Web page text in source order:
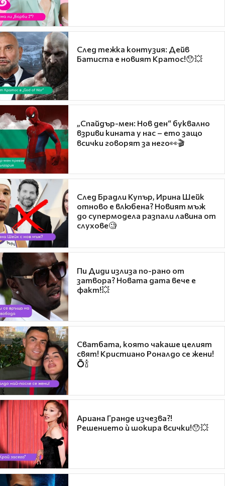
След тежка контузия: Дейв
Батиста е новият Кратос!😯💥
„Спайдър-мен: Нов ден“ буквално
взриви кината у нас – ето защо
всички говорят за него👀🎬
След Брадли Купър, Ирина Шейк
отново е влюбена? Новият мъж
до супермодела разпали лавина от
слухове🧐
Пи Диди излиза по-рано от
затвора? Новата дата вече е
факт!💥
Сватбата, която чакаше целият
свят! Кристиано Роналдо се жени!
💍🍾
Ариана Гранде изчезва?!
Решението ѝ шокира всички!😯💥